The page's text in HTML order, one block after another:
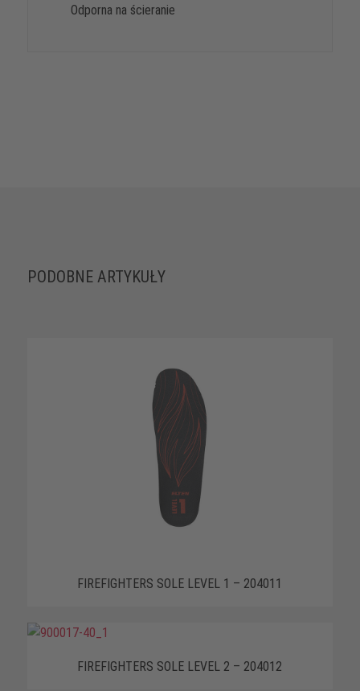
Odporna na ścieranie
PODOBNE ARTYKUŁY
FIREFIGHTERS SOLE LEVEL 1 – 204011
FIREFIGHTERS SOLE LEVEL 2 – 204012